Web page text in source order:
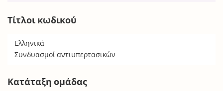
Τίτλοι κωδικού
Ελληνικά
Συνδυασμοί αντιυπερτασικών
Κατάταξη ομάδας